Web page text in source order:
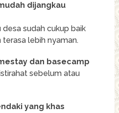
dijangkau
desa sudah cukup baik
lebih nyaman.
dan basecamp
sebelum atau
yang khas